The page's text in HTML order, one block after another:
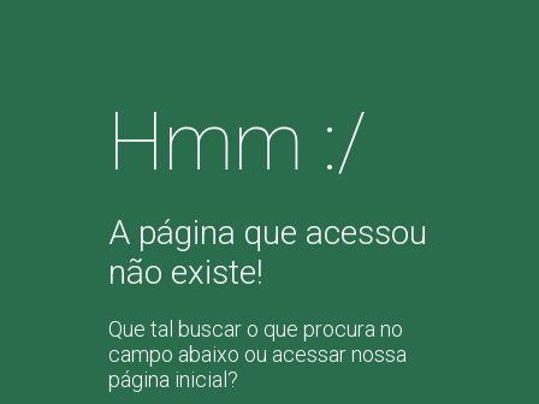
Hmm :/
A página que acessou
não existe!
Que tal buscar o que procura no
campo abaixo ou acessar nossa
página inicial?